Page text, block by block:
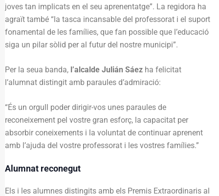
joves tan implicats en el seu aprenentatge”. La regidora ha
agraït també “la tasca incansable del professorat i el suport
fonamental de les famílies, que fan possible que l’educació
siga un pilar sòlid per al futur del nostre municipi”.
Per la seua banda, l’alcalde Julián Sáez ha felicitat
l’alumnat distingit amb paraules d’admiració:
“És un orgull poder dirigir-vos unes paraules de
reconeixement pel vostre gran esforç, la capacitat per
absorbir coneixements i la voluntat de continuar aprenent
amb l’ajuda del vostre professorat i les vostres famílies.”
Alumnat reconegut
Els i les alumnes distingits amb els Premis Extraordinaris al